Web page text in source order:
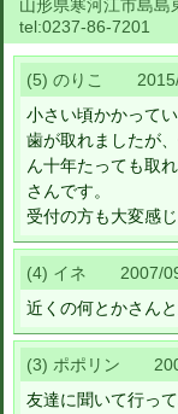
山形県寒河江市島島
tel:0237-86-7201
(5) のりこ
小さい頃かかって
歯が取れましたが
ん十年たっても取
さんです。
受付の方も大変感
(4) イネ 2007/
近くの何とかさんと
(3) ポポリン
友達に聞いて行っ